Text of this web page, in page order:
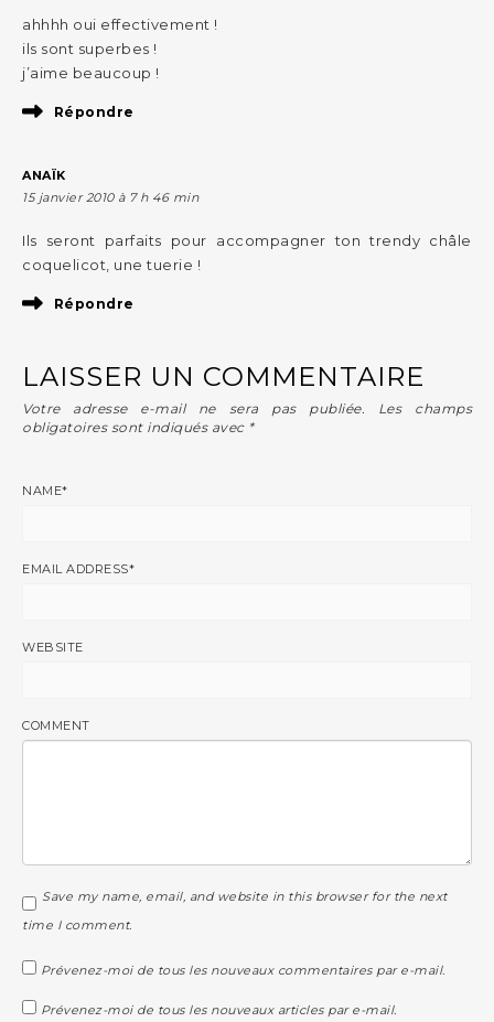
ahhhh oui effectivement !
ils sont superbes !
j’aime beaucoup !
Répondre
ANAÏK
15 janvier 2010 à 7 h 46 min
Ils seront parfaits pour accompagner ton trendy châle
coquelicot, une tuerie !
Répondre
LAISSER UN COMMENTAIRE
Votre adresse e-mail ne sera pas publiée.
Les champs
obligatoires sont indiqués avec *
NAME*
EMAIL ADDRESS*
WEBSITE
COMMENT
Save my name, email, and website in this browser for the next
time I comment.
Prévenez-moi de tous les nouveaux commentaires par e-mail.
Prévenez-moi de tous les nouveaux articles par e-mail.